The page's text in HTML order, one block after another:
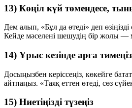
13) Көңіл күй төмендесе,
Дем алып, «Бұл да өтеді» деп
Кейде мәселені шешудің бір жолы —
14) Ұрыс кезінде арға тимеңіз
Досыңызбен керіссеңіз, көкейге
айтпаңыз. «Таяқ еттен өтеді, сөз
15) Ниетіңізді түзеңіз